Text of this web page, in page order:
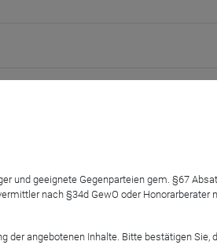
in US-Aktien investiert. Dafür sorgt
(-artig) en Fünf" - Amazon, Alphabet,
Rekordjagd der US-Börsenindizes
und Branchen finden sich
und Apple-Aktie von morgen?
geeignete Gegenparteien gem. §67
nach §34d GewO oder Honorarberater
der angebotenen Inhalte. Bitte bestätigen